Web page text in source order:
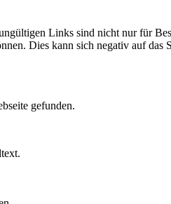
Links sind nicht nur für
Dies kann sich negativ auf
gefunden.